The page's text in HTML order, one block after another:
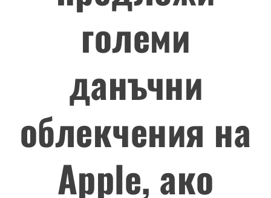
големи
данъчни
облекчения на
Apple, ако